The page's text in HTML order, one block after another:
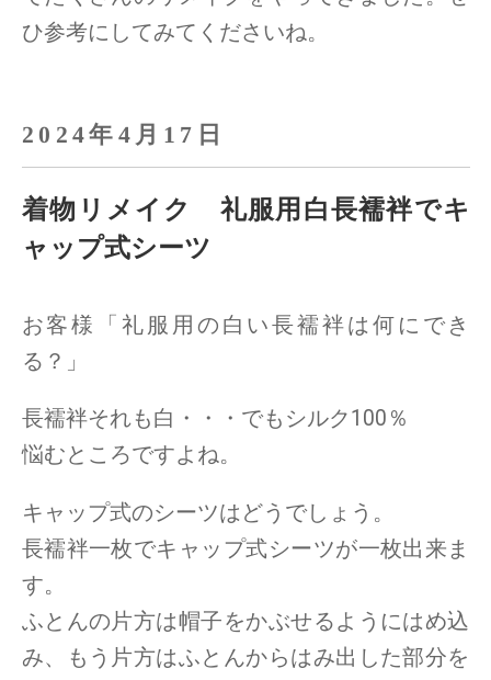
ひ参考にしてみてくださいね。
2024年4月17日
着物リメイク 礼服用白長襦袢でキ
ャップ式シーツ
お客様「礼服用の白い長襦袢は何にでき
る？」
長襦袢それも白・・・でもシルク100％
悩むところですよね。
キャップ式のシーツはどうでしょう。
長襦袢一枚でキャップ式シーツが一枚出来ま
す。
ふとんの片方は帽子をかぶせるようにはめ込
み、もう片方はふとんからはみ出した部分を